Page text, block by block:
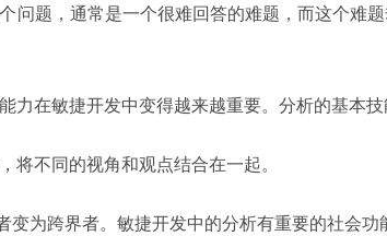
问题，通常是一个很难回答的难题，而这个难
力在敏捷开发中变得越来越重要。分析的基本技
将不同的视角和观点结合在一起。
变为跨界者。敏捷开发中的分析有重要的社会功